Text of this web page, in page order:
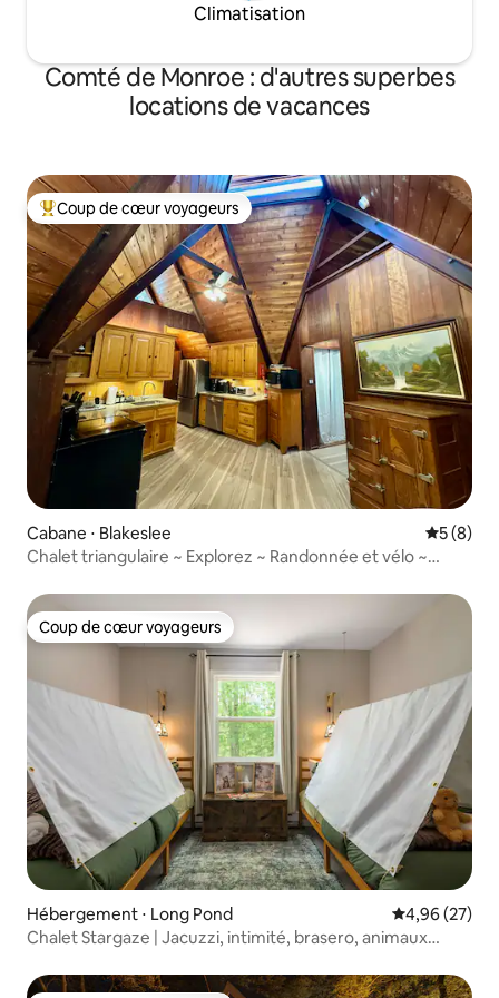
Climatisation
Comté de Monroe : d'autres superbes
locations de vacances
Coups de cœur voyageurs les plus appréciés
Coup de cœur voyageurs
Cabane ⋅ Blakeslee
5 (8)
Chalet triangulaire ~ Explorez ~ Randonnée et vélo ~
Coup de cœur voyageurs
Coup de cœur voyageurs
Hébergement ⋅ Long Pond Évaluation
4,96 (27)
Chalet Stargaze | Jacuzzi, intimité, brasero, animaux